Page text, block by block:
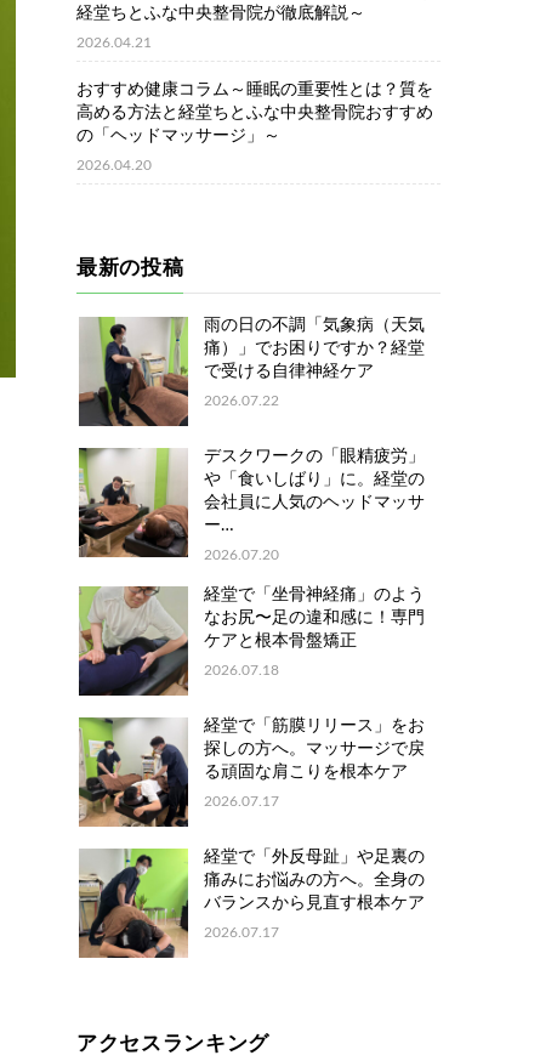
経堂ちとふな中央整骨院が徹底解説～
2026.04.21
おすすめ健康コラム～睡眠の重要性とは？質を
高める方法と経堂ちとふな中央整骨院おすすめ
の「ヘッドマッサージ」～
2026.04.20
最新の投稿
雨の日の不調「気象病（天気
痛）」でお困りですか？経堂
で受ける自律神経ケア
2026.07.22
デスクワークの「眼精疲労」
や「食いしばり」に。経堂の
会社員に人気のヘッドマッサ
ー…
2026.07.20
経堂で「坐骨神経痛」のよう
なお尻〜足の違和感に！専門
ケアと根本骨盤矯正
2026.07.18
経堂で「筋膜リリース」をお
探しの方へ。マッサージで戻
る頑固な肩こりを根本ケア
2026.07.17
経堂で「外反母趾」や足裏の
痛みにお悩みの方へ。全身の
バランスから見直す根本ケア
2026.07.17
アクセスランキング